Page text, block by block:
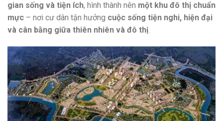
gian sống và tiện ích, hình thành nên một khu đô thị chuẩn
mực – nơi cư dân tận hưởng cuộc sống tiện nghi, hiện đại
và cân bằng giữa thiên nhiên và đô thị.